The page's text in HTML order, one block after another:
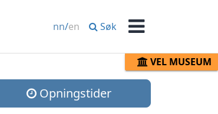
nn/en Søk
VEL MUSEUM
Opningstider